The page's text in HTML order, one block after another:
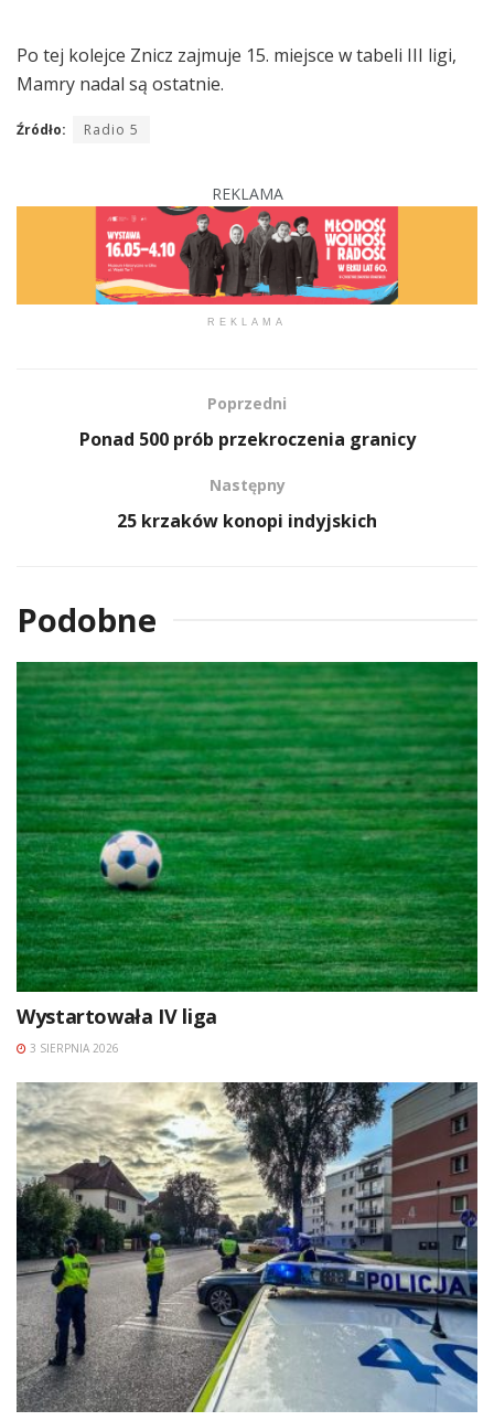
Po tej kolejce Znicz zajmuje 15. miejsce w tabeli III ligi,
Mamry nadal są ostatnie.
Źródło: Radio 5
REKLAMA
REKLAMA
Poprzedni
Ponad 500 prób przekroczenia granicy
Następny
25 krzaków konopi indyjskich
Podobne
Wystartowała IV liga
3 SIERPNIA 2026